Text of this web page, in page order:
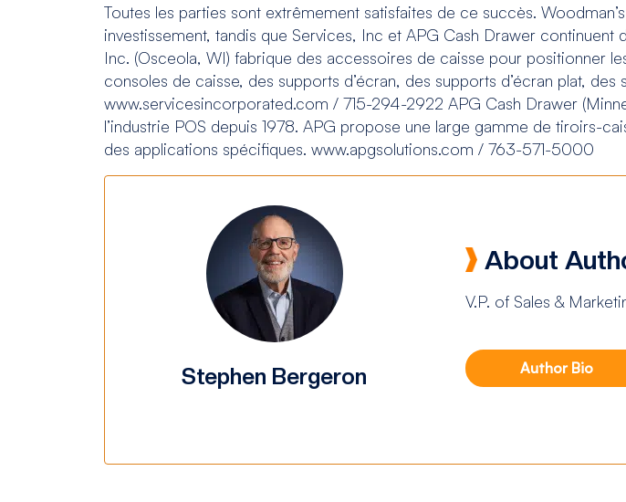
Toutes les parties sont extrêmement satisfaites de ce succès.
investissement, tandis que Services, Inc et APG Cash Drawer
Inc. (Osceola, WI) fabrique des accessoires de caisse pour positionner
consoles de caisse, des supports d’écran, des supports d’écran plat,
www.servicesincorporated.com / 715-294-2922 APG Cash Drawer
l’industrie POS depuis 1978. APG propose une large gamme de tiroirs-
des applications spécifiques. www.apgsolutions.com / 763-571-5000
Stephen Bergeron
About
V.P. of Sales &
Author Bio